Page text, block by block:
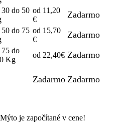
30 do 50 od 11,20
€
Zadarmo
50 do 75 od 15,70
€
Zadarmo
75 do
Kg
od 22,40€ Zadarmo
Zadarmo Zadarmo
je započítané v cene!